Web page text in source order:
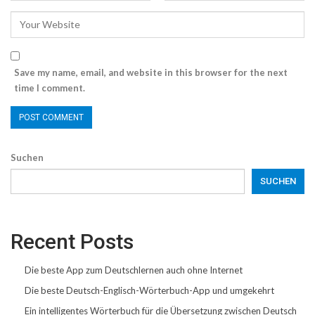
Save my name, email, and website in this browser for the next
time I comment.
Suchen
SUCHEN
Recent Posts
Die beste App zum Deutschlernen auch ohne Internet
Die beste Deutsch-Englisch-Wörterbuch-App und umgekehrt
Ein intelligentes Wörterbuch für die Übersetzung zwischen Deutsch